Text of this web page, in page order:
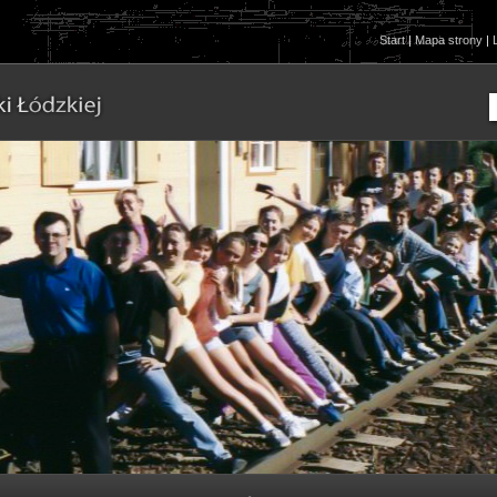
Start| Mapa strony |